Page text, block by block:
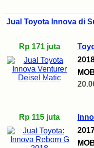
Jual Toyota Innova di
Rp 171 juta
Rp 115 juta